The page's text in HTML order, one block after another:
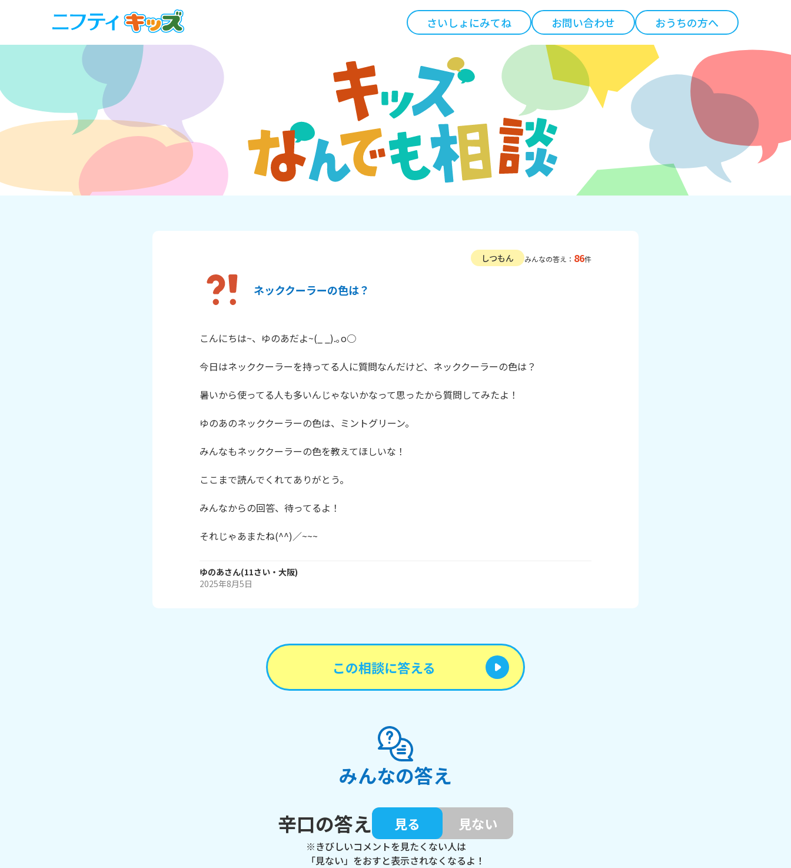
さいしょにみてね お問い合わせ おうちの方へ
しつもん みんなの答え： 86件
ネッククーラーの色は？
こんにちは~、ゆのあだよ~(_ _).｡o○
今日はネッククーラーを持ってる人に質問なんだけど、ネッククーラーの色は？
暑いから使ってる人も多いんじゃないかなって思ったから質問してみたよ！
ゆのあのネッククーラーの色は、ミントグリーン。
みんなもネッククーラーの色を教えてほしいな！
ここまで読んでくれてありがとう。
みんなからの回答、待ってるよ！
それじゃあまたね(^^)／~~~
ゆのあさん(11さい・ 大阪)
2025年8月5日
この相談に答える
みんなの答え
辛口の答え
見る 見ない
※きびしいコメントを見たくない人は
「見ない」をおすと表示されなくなるよ！